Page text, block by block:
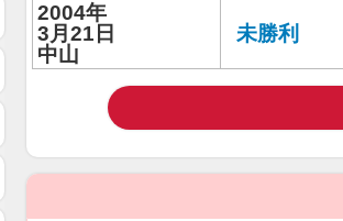
2004年
3月21日
中山
未勝利